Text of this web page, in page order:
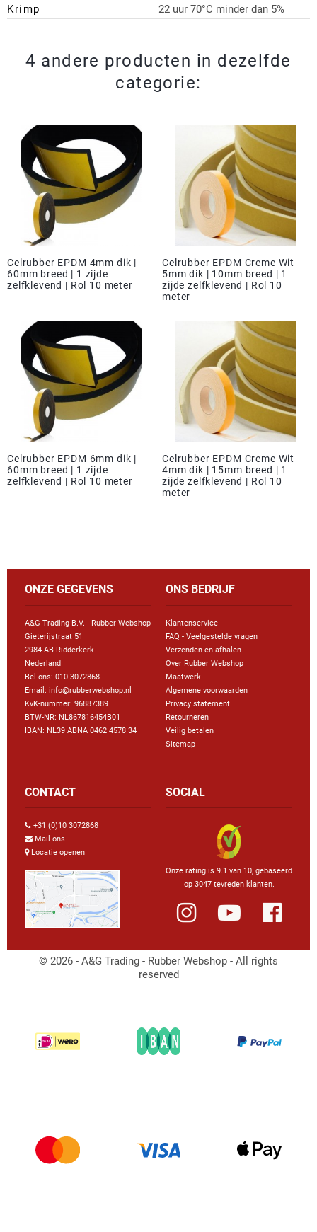
Krimp
22 uur 70°C minder dan 5%
4 andere producten in dezelfde
categorie:
Celrubber EPDM 4mm dik |
60mm breed | 1 zijde
zelfklevend | Rol 10 meter
Celrubber EPDM Creme Wit
5mm dik | 10mm breed | 1
zijde zelfklevend | Rol 10
meter
Celrubber EPDM 6mm dik |
60mm breed | 1 zijde
zelfklevend | Rol 10 meter
Celrubber EPDM Creme Wit
4mm dik | 15mm breed | 1
zijde zelfklevend | Rol 10
meter
ONZE GEGEVENS
A&G Trading B.V. - Rubber Webshop
Gieterijstraat 51
2984 AB Ridderkerk
Nederland
Bel ons: 010-3072868
Email: info@rubberwebshop.nl
KvK-nummer: 96887389
BTW-NR: NL867816454B01
IBAN: NL39 ABNA 0462 4578 34
ONS BEDRIJF
Klantenservice
FAQ - Veelgestelde vragen
Verzenden en afhalen
Over Rubber Webshop
Maatwerk
Algemene voorwaarden
Privacy statement
Retourneren
Veilig betalen
Sitemap
CONTACT
+31 (0)10 3072868
Mail ons
Locatie openen
SOCIAL
Onze rating is 9.1 van 10, gebaseerd
op 3047 tevreden klanten.
© 2026 - A&G Trading - Rubber Webshop - All rights
reserved